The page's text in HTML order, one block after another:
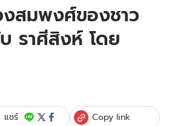
สมพงศ์ของชาว
ราศีสิงห์ โดย
แชร์ Copy link